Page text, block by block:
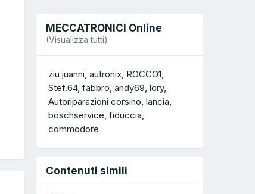
MECCATRONICI Online
(Visualizza tutti)
ziu juanni autronix ROCCO1
Stef.64 fabbro andy69 lory
Autoriparazioni corsino lancia
boschservice fiduccia
commodore
Contenuti simili